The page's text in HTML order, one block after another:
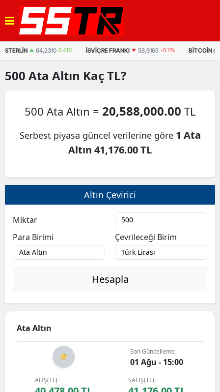
İSVIÇRE FRANKI 58,9165 -0.11% BITCOIN(USDT) 63.417,99 0.637%
500 Ata Altın Kaç TL?
500 Ata Altın = 20,588,000.00 TL
Serbest piyasa güncel verilerine göre 1 Ata
Altın 41,176.00 TL
Altın Çevirici
Miktar
Para Birimi
Çevrileceği Birim
Hesapla
Ata Altın
Son Güncelleme
01 Ağu - 15:00
ALIŞ(TL) SATIŞ(TL)